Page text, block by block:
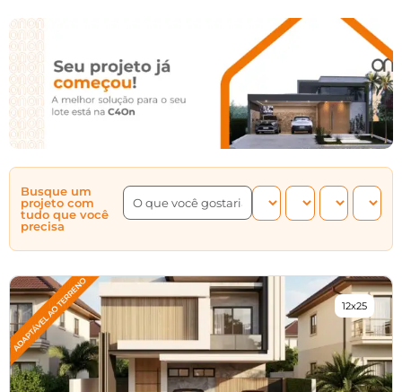
Busque um
projeto com
tudo que você
precisa
12x25